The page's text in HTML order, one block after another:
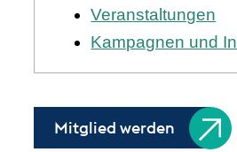
Veranstaltungen
Kampagnen und
Mitglied werden